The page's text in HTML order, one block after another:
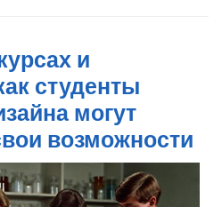
и
студенты
могут
возможности